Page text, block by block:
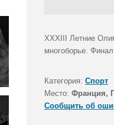
XXXIII Летние
многоборье.
Категория: Спорт
Место: Франция,
Сообщить об